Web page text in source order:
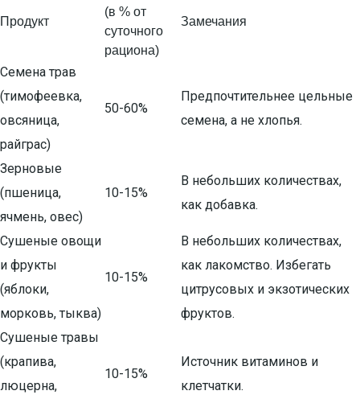
Продукт
(в % от
суточного
рациона)
Замечания
Семена трав
(тимофеевка,
овсяница,
райграс)
50-60%
Предпочтительнее цельные
семена, а не хлопья.
Зерновые
(пшеница,
ячмень, овес)
10-15%
В небольших количествах,
как добавка.
Сушеные овощи
и фрукты
(яблоки,
морковь, тыква)
10-15%
В небольших количествах,
как лакомство. Избегать
цитрусовых и экзотических
фруктов.
Сушеные травы
(крапива,
люцерна,
10-15%
Источник витаминов и
клетчатки.